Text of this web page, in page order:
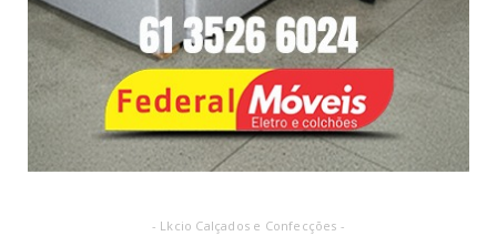
- Lkcio Calçados e Confecções -